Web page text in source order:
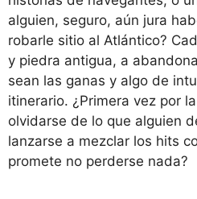
alguien, seguro, aún jura
robarle sitio al Atlántico?
y piedra antigua, a
sean las ganas y algo de
itinerario. ¿Primera vez por
olvidarse de lo que alguien
lanzarse a mezclar los hits
promete no perderse nada?